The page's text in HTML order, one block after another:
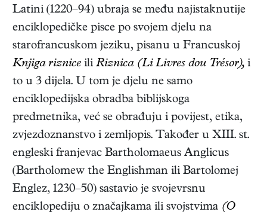
Latini (1220–94) ubraja se među najistaknutije
enciklopedičke pisce po svojem djelu na
starofrancuskom jeziku, pisanu u Francuskoj
Knjiga riznice ili Riznica (Li Livres dou Trésor), i
to u 3 dijela. U tom je djelu ne samo
enciklopedijska obradba biblijskoga
predmetnika, već se obrađuju i povijest, etika,
zvjezdoznanstvo i zemljopis. Također u XIII. st.
engleski franjevac Bartholomaeus Anglicus
(Bartholomew the Englishman ili Bartolomej
Englez, 1230–50) sastavio je svojevrsnu
enciklopediju o značajkama ili svojstvima (O